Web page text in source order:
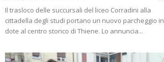
Il trasloco delle succursali del liceo Corradini alla
cittadella degli studi portano un nuovo parcheggio in
dote al centro storico di Thiene. Lo annuncia...